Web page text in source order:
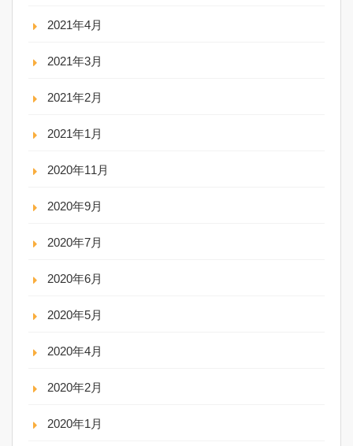
2021年4月
2021年3月
2021年2月
2021年1月
2020年11月
2020年9月
2020年7月
2020年6月
2020年5月
2020年4月
2020年2月
2020年1月